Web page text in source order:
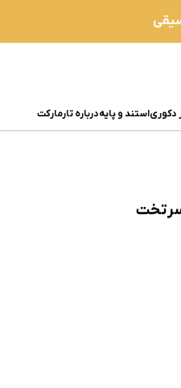
دکوریاستند و پایهدرباره تارمارکت